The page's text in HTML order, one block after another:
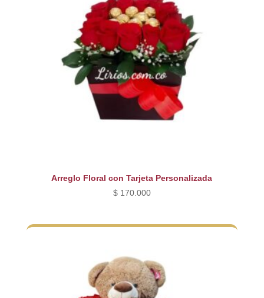
Arreglo Floral con Tarjeta Personalizada
$170.000